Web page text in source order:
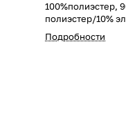
100%полиэстер,
полиэстер/10%
Подробности